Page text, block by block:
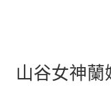
山谷女神蘭